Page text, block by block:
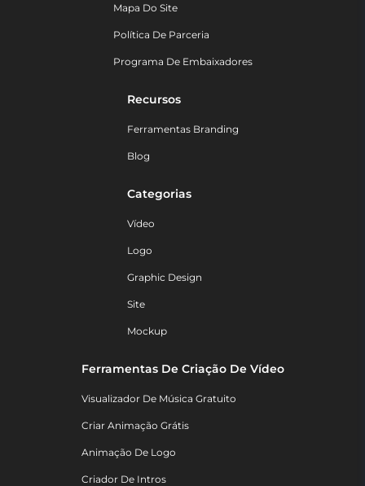
Mapa Do Site
Política De Parceria
Programa De Embaixadores
Recursos
Ferramentas Branding
Blog
Categorias
Vídeo
Logo
Graphic Design
Site
Mockup
Ferramentas De Criação De Vídeo
Visualizador De Música Gratuito
Criar Animação Grátis
Animação De Logo
Criador De Intros